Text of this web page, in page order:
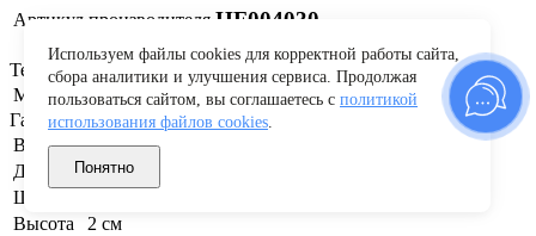
Артикул производителя HF004030
Технические характеристики
Материал Сталь
Габариты и вес
Вес
0.064 кг
Длина
18 см
Ширина
Высота
2 см
Используем файлы cookies для корректной работы сайта,
сбора аналитики и улучшения сервиса. Продолжая
пользоваться сайтом, вы соглашаетесь с политикой
использования файлов cookies.
Понятно